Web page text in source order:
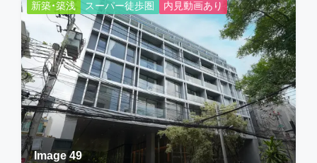
新築・築浅 スーパー徒歩圏 内見動画あり
Image 49